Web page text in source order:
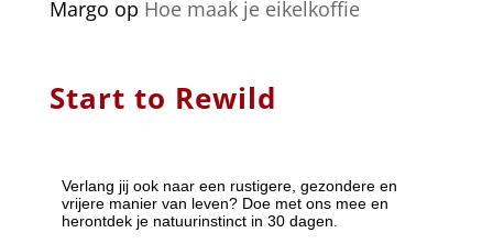
Margo op Hoe maak je eikelkoffie
Start to Rewild
Verlang jij ook naar een rustigere, gezondere en
vrijere manier van leven? Doe met ons mee en
herontdek je natuurinstinct in 30 dagen.